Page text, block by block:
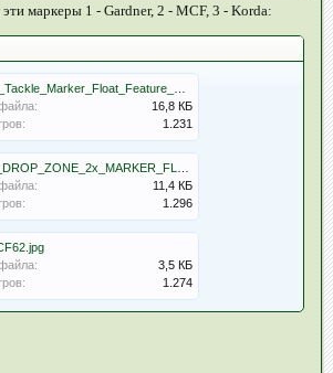
эти маркеры 1 - Gardner, 2 - MCF, 3 - Korda:
16,8 КБ
1.231
11,4 КБ
1.296
3,5 КБ
1.274